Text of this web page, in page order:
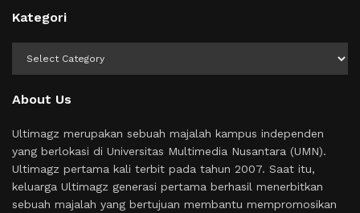
Kategori
About Us
Ultimagz merupakan sebuah majalah kampus independen
yang berlokasi di Universitas Multimedia Nusantara (UMN).
Ultimagz pertama kali terbit pada tahun 2007. Saat itu,
keluarga Ultimagz generasi pertama berhasil menerbitkan
sebuah majalah yang bertujuan membantu mempromosikan